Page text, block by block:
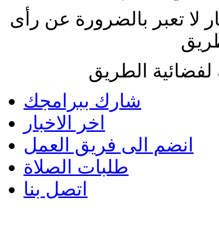
لا تعبر بالضرورة عن رأى
الطريق
شارك ببرامجك
اخر الاخبار
انضم الى فريق العمل
طلبات الصلاة
اتصل بنا